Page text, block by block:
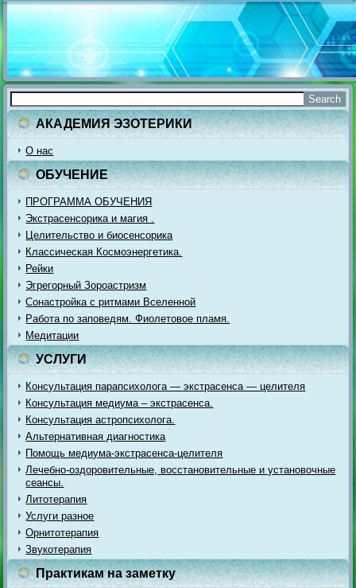
АКАДЕМИЯ ЭЗОТЕРИКИ
О нас
ОБУЧЕНИЕ
ПРОГРАММА ОБУЧЕНИЯ
Экстрасенсорика и магия .
Целительство и биосенсорика
Классическая Космоэнергетика.
Рейки
Эгрегорный Зороастризм
Сонастройка с ритмами Вселенной
Работа по заповедям. Фиолетовое пламя.
Медитации
УСЛУГИ
Консультация парапсихолога — экстрасенса — целителя
Консультация медиума – экстрасенса.
Консультация астропсихолога.
Альтернативная диагностика
Помощь медиума-экстрасенса-целителя
Лечебно-оздоровительные, восстановительные и установочные
сеансы.
Литотерапия
Услуги разное
Орнитотерапия
Звукотерапия
Практикам на заметку